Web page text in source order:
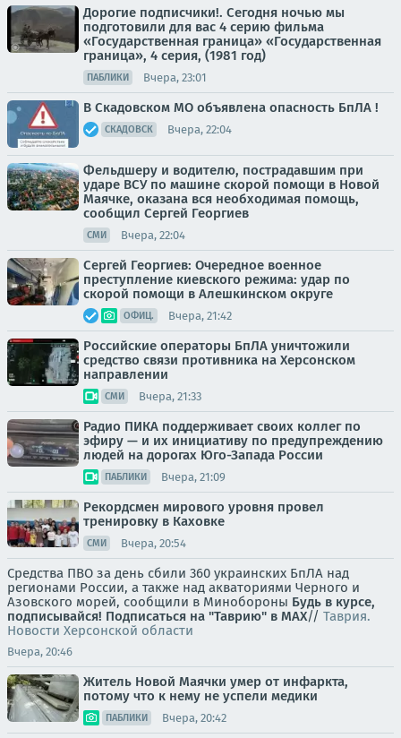
Дорогие подписчики!. Сегодня ночью мы
подготовили для вас 4 серию фильма
«Государственная граница» «Государственная
граница», 4 серия, (1981 год)
ПАБЛИКИ Вчера, 23:01
В Скадовском МО объявлена опасность БпЛА !
СКАДОВСК Вчера, 22:04
Фельдшеру и водителю, пострадавшим при
ударе ВСУ по машине скорой помощи в Новой
Маячке, оказана вся необходимая помощь,
сообщил Сергей Георгиев
СМИ Вчера, 22:04
Сергей Георгиев: Очередное военное
преступление киевского режима: удар по
скорой помощи в Алешкинском округе
ОФИЦ. Вчера, 21:42
Российские операторы БпЛА уничтожили
средство связи противника на Херсонском
направлении
СМИ Вчера, 21:33
Радио ПИКА поддерживает своих коллег по
эфиру — и их инициативу по предупреждению
людей на дорогах Юго-Запада России
ПАБЛИКИ Вчера, 21:09
Рекордсмен мирового уровня провел
тренировку в Каховке
СМИ Вчера, 20:54
Средства ПВО за день сбили 360 украинских БпЛА над
регионами России, а также над акваториями Черного и
Азовского морей, сообщили в Минобороны Будь в курсе,
подписывайся! Подписаться на "Таврию" в MAX// Таврия.
Новости Херсонской области
Вчера, 20:46
Житель Новой Маячки умер от инфаркта,
потому что к нему не успели медики
ПАБЛИКИ Вчера, 20:42